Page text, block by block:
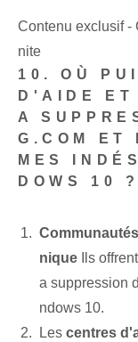
Contenu exclusif -
nite
10. OÙ
D'AIDE ET
A
G.COM ET‌
MES
DOWS 10 ?
nique Ils
a suppression
ndows 10.
Les centres